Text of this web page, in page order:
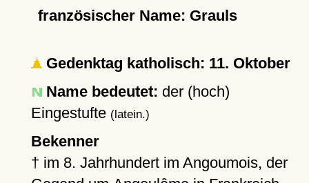
französischer Name: Grauls
Gedenktag katholisch: 11. Oktober
Name bedeutet: der (hoch)
Eingestufte (latein.)
Bekenner
† im 8. Jahrhundert im Angoumois, der